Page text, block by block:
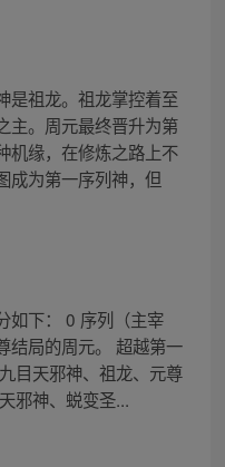
是祖龙。祖龙掌控着至
主。周元最终晋升为第
机缘，在修炼之路上不
成为第一序列神，但
如下： 0 序列（主宰
结局的周元。 超越第一
目天邪神、祖龙、元尊
邪神、蜕变圣...